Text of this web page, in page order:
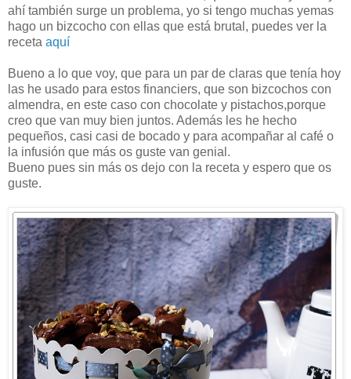
ahí también surge un problema, yo si tengo muchas yemas
hago un bizcocho con ellas que está brutal, puedes ver la
receta aquí
Bueno a lo que voy, que para un par de claras que tenía hoy
las he usado para estos financiers, que son bizcochos con
almendra, en este caso con chocolate y pistachos,porque
creo que van muy bien juntos. Además les he hecho
pequeños, casi casi de bocado y para acompañar al café o
la infusión que más os guste van genial.
Bueno pues sin más os dejo con la receta y espero que os
guste.